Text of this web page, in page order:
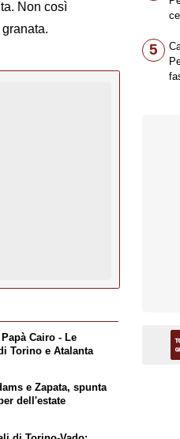
Non così
Cairo - Le
Torino e Atalanta
e Zapata, spunta
dell'estate
5